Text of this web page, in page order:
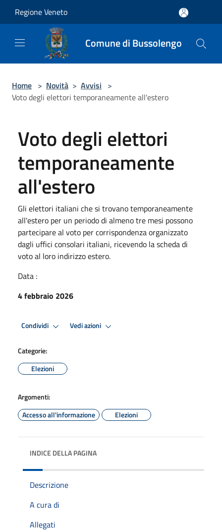
Regione Veneto
Comune di Bussolengo
Home > Novità > Avvisi >
Voto degli elettori temporaneamente all'estero
Voto degli elettori
temporaneamente
all'estero
Gli elettori italiani che si trovano temporaneamente
all'estero per un periodo di almeno tre mesi possono
partecipare al voto per corrispondenza organizzato
dagli uffici consolari italiani, ricevendo la scheda di
voto al loro indirizzo estero.
Data :
4 febbraio 2026
Condividi Vedi azioni
Categorie:
Elezioni
Argomenti:
Accesso all'informazione
Elezioni
INDICE DELLA PAGINA
Descrizione
A cura di
Allegati